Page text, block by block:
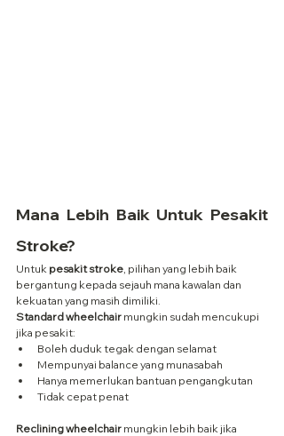
Mana Lebih Baik Untuk Pesakit
Stroke?
Untuk pesakit stroke , pilihan yang lebih baik
bergantung kepada sejauh mana kawalan dan
kekuatan yang masih dimiliki.
Standard wheelchair mungkin sudah mencukupi
jika pesakit:
Boleh duduk tegak dengan selamat
Mempunyai balance yang munasabah
Hanya memerlukan bantuan pengangkutan
Tidak cepat penat
Reclining wheelchair mungkin lebih baik jika